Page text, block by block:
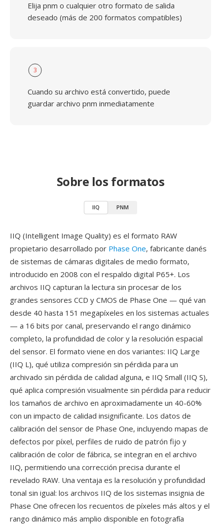
Elija pnm o cualquier otro formato de salida
deseado (más de 200 formatos compatibles)
3
Cuando su archivo está convertido, puede
guardar archivo pnm inmediatamente
Sobre los formatos
IIQ PNM
IIQ (Intelligent Image Quality) es el formato RAW
propietario desarrollado por Phase One, fabricante danés
de sistemas de cámaras digitales de medio formato,
introducido en 2008 con el respaldo digital P65+. Los
archivos IIQ capturan la lectura sin procesar de los
grandes sensores CCD y CMOS de Phase One — qué van
desde 40 hasta 151 megapíxeles en los sistemas actuales
— a 16 bits por canal, preservando el rango dinámico
completo, la profundidad de color y la resolución espacial
del sensor. El formato viene en dos variantes: IIQ Large
(IIQ L), qué utiliza compresión sin pérdida para un
archivado sin pérdida de calidad alguna, e IIQ Small (IIQ S),
qué aplica compresión visualmente sin pérdida para reducir
los tamaños de archivo en aproximadamente un 40-60%
con un impacto de calidad insignificante. Los datos de
calibración del sensor de Phase One, incluyendo mapas de
defectos por píxel, perfiles de ruido de patrón fijo y
calibración de color de fábrica, se integran en el archivo
IIQ, permitiendo una corrección precisa durante el
revelado RAW. Una ventaja es la resolución y profundidad
tonal sin igual: los archivos IIQ de los sistemas insignia de
Phase One ofrecen los recuentos de píxeles más altos y el
rango dinámico más amplio disponible en fotografía